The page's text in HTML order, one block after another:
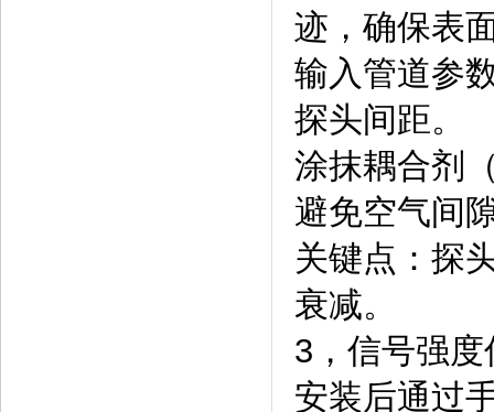
迹，确保表
输入管道参
探头间距。
涂抹耦合剂
避免空气间
关键点：探
衰减。
3，信号强度
安装后通过